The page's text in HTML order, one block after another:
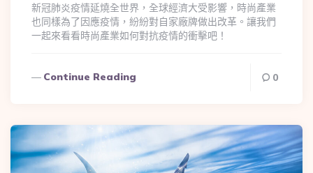
新冠肺炎疫情延燒全世界，全球經濟大受影響，時尚產業
也同樣為了因應疫情，紛紛對自家廠牌做出改革。讓我們
一起來看看時尚產業如何對抗疫情的衝擊吧！
Continue Reading 0